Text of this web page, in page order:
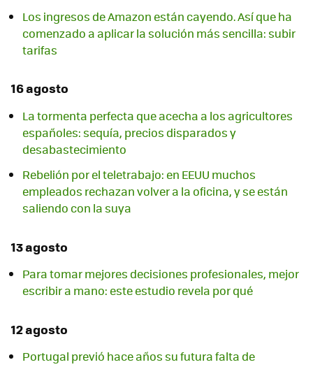
Los ingresos de Amazon están cayendo. Así que ha
comenzado a aplicar la solución más sencilla: subir
tarifas
16 agosto
La tormenta perfecta que acecha a los agricultores
españoles: sequía, precios disparados y
desabastecimiento
Rebelión por el teletrabajo: en EEUU muchos
empleados rechazan volver a la oficina, y se están
saliendo con la suya
13 agosto
Para tomar mejores decisiones profesionales, mejor
escribir a mano: este estudio revela por qué
12 agosto
Portugal previó hace años su futura falta de